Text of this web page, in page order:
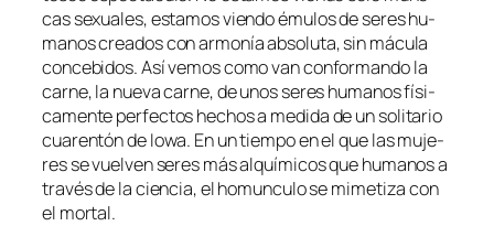
cas se­xua­les, es­ta­mos vien­do ému­los de se­res hu­
ma­nos crea­dos con ar­mo­nía ab­so­lu­ta, sin má­cu­la
con­ce­bi­dos. Así ve­mos co­mo van con­for­man­do la
car­ne, la nue­va car­ne, de unos se­res hu­ma­nos fí­si­
ca­men­te per­fec­tos he­chos a me­di­da de un so­li­ta­rio
cua­ren­tón de Iowa. En un tiem­po en el que las mu­je­
res se vuel­ven se­res más al­quí­mi­cos que hu­ma­nos a
tra­vés de la cien­cia, el ho­muncu­lo se mi­me­ti­za con
el mortal.